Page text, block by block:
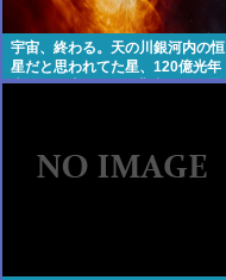
宇宙、終わる。天の川銀河内の恒
星だと思われてた星、120億光年
先にある太陽の500兆倍明るい星